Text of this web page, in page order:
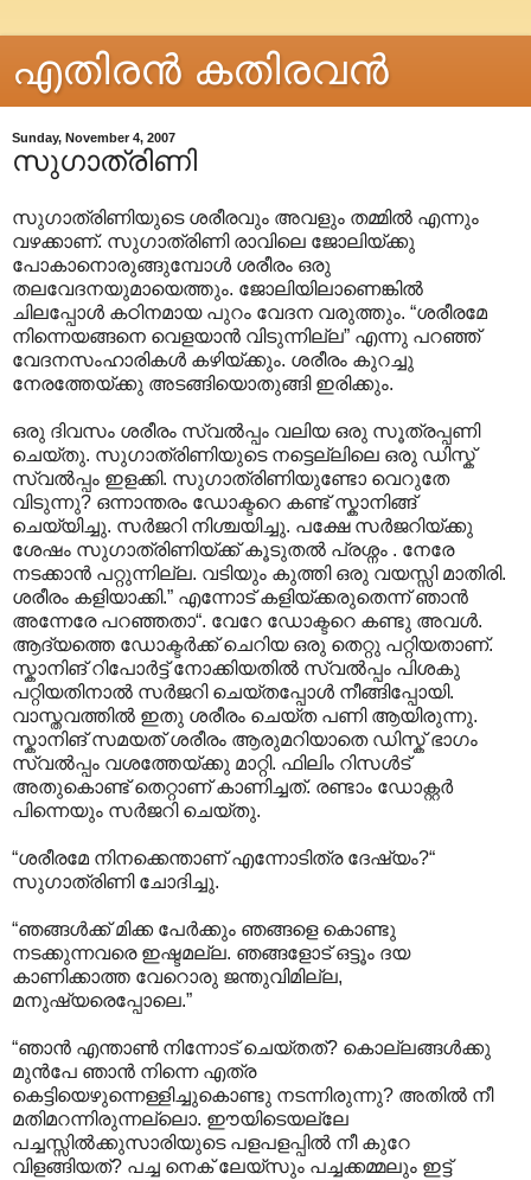
എതിരന്‍ കതിരവന്‍
Sunday, November 4, 2007
സുഗാത്രിണി
സുഗാത്രിണിയുടെ ശരീരവും അവളും തമ്മില്‍ എന്നും
വഴക്കാണ്. സുഗാത്രിണി രാവിലെ ജോലിയ്ക്കു
പോകാനൊരുങ്ങുമ്പോള്‍ ശരീരം ഒരു
തലവേദനയുമായെത്തും. ജോലിയിലാണെങ്കില്‍
ചിലപ്പോള്‍ കഠിനമായ പുറം വേദന വരുത്തും. “ശരീരമേ
നിന്നെയങ്ങനെ വെളയാന്‍ വിടുന്നില്ല” എന്നു പറഞ്ഞ്
വേദനസംഹാരികള്‍ കഴിയ്ക്കും. ശരീരം കുറച്ചു
നേരത്തേയ്ക്കു അടങ്ങിയൊതുങ്ങി ഇരിക്കും.
ഒരു ദിവസം ശരീരം സ്വല്‍പ്പം വലിയ ഒരു സൂത്രപ്പണി
ചെയ്തു. സുഗാത്രിണിയുടെ നട്ടെല്ലിലെ ഒരു ഡിസ്ക്
സ്വല്‍പ്പം ഇളക്കി. സുഗാത്രിണിയുണ്ടോ വെറുതേ
വിടുന്നു? ഒന്നാന്തരം ഡോക്ടറെ കണ്ട് സ്കാനിങ്ങ്
ചെയ്യിച്ചു. സര്‍ജറി നിശ്ചയിച്ചു. പക്ഷേ സര്‍ജറിയ്ക്കു
ശേഷം സുഗാത്രിണിയ്ക്ക് കൂടുതല്‍ പ്രശ്നം . നേരേ
നടക്കാന്‍ പറ്റുന്നില്ല. വടിയും കുത്തി ഒരു വയസ്സി മാതിരി.
ശരീരം കളിയാക്കി.” എന്നോട് കളിയ്ക്കരുതെന്ന് ഞാന്‍
അന്നേരേ പറഞ്ഞതാ“. വേറേ ഡോക്ടറെ കണ്ടു അവള്‍.
ആദ്യത്തെ ഡോക്ടര്‍ക്ക് ചെറിയ ഒരു തെറ്റു പറ്റിയതാണ്.
സ്കാനിങ് റിപോര്‍ട്ട് നോക്കിയതില്‍ സ്വല്‍പ്പം പിശകു
പറ്റിയതിനാല്‍ സര്‍ജറി ചെയ്തപ്പോള്‍ നീങ്ങിപ്പോയി.
വാസ്തവത്തില്‍ ഇതു ശരീരം ചെയ്ത പണി ആയിരുന്നു.
സ്കാനിങ് സമയത് ശരീരം ആരുമറിയാതെ ഡിസ്ക് ഭാഗം
സ്വല്‍പ്പം വശത്തേയ്ക്കു മാറ്റി. ഫിലിം റിസള്‍ട്
അതുകൊണ്ട് തെറ്റാണ് കാണിച്ചത്. രണ്ടാം ഡോക്റ്റര്‍
പിന്നെയും സര്‍ജറി ചെയ്തു.
“ശരീരമേ നിനക്കെന്താണ് എന്നോടിത്ര ദേഷ്യം?“
സുഗാത്രിണി ചോദിച്ചു.
“ഞങ്ങള്‍ക്ക് മിക്ക പേര്‍ക്കും ഞങ്ങളെ കൊണ്ടു
നടക്കുന്നവരെ ഇഷ്ടമല്ല. ഞങ്ങളോട് ഒട്ടൂം ദയ
കാണിക്കാത്ത വേറൊരു ജന്തുവിമില്ല,
മനുഷ്യരെപ്പോലെ.”
“ഞാന്‍ എന്താണ്‍ നിന്നോട് ചെയ്തത്? കൊല്ലങ്ങള്‍ക്കു
മുന്‍പേ ഞാന്‍ നിന്നെ എത്ര
കെട്ടിയെഴുന്നെള്ളിച്ചുകൊണ്ടു നടന്നിരുന്നു? അതില്‍ നീ
മതിമറന്നിരുന്നല്ലൊ. ഈയിടെയല്ലേ
പച്ചസ്സില്‍ക്കുസാരിയുടെ പളപളപ്പില്‍ നീ കുറേ
വിളങ്ങിയത്? പച്ച നെക് ലേയ്സും പച്ചക്കമ്മലും ഇട്ട്